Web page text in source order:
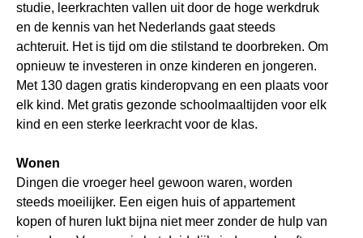
studie, leerkrachten vallen uit door de hoge werkdruk
en de kennis van het Nederlands gaat steeds
achteruit. Het is tijd om die stilstand te doorbreken. Om
opnieuw te investeren in onze kinderen en jongeren.
Met 130 dagen gratis kinderopvang en een plaats voor
elk kind. Met gratis gezonde schoolmaaltijden voor elk
kind en een sterke leerkracht voor de klas.
Wonen
Dingen die vroeger heel gewoon waren, worden
steeds moeilijker. Een eigen huis of appartement
kopen of huren lukt bijna niet meer zonder de hulp van